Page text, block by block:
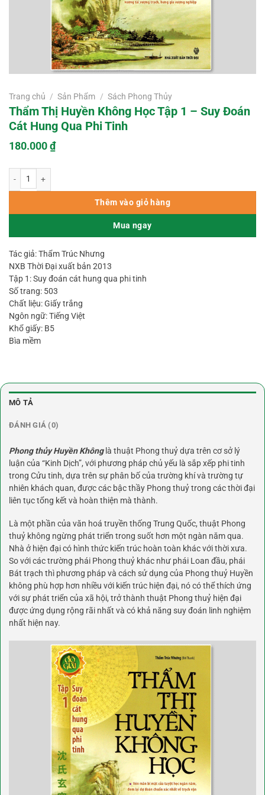
Trang chủ / Sản Phẩm / Sách Phong Thủy
Thẩm Thị Huyền Không Học Tập 1 – Suy Đoán
Cát Hung Qua Phi Tinh
180.000₫
Thêm vào giỏ hàng
Mua ngay
Tác giả: Thẩm Trúc Nhưng
NXB Thời Đại xuất bản 2013
Tập 1: Suy đoán cát hung qua phi tinh
Số trang: 503
Chất liệu: Giấy trắng
Ngôn ngữ: Tiếng Việt
Khổ giấy: B5
Bìa mềm
MÔ TẢ
ĐÁNH GIÁ (0)
Phong thủy Huyền Khônglà thuật Phong thuỷ dựa trên cơ sở lý
luận của “Kinh Dịch”, với phương pháp chủ yếu là sắp xếp phi tinh
trong Cửu tinh, dựa trên sự phân bố của trường khí và trường tự
nhiên khách quan, được các bậc thầy Phong thuỷ trong các thời đại
liên tục tổng kết và hoàn thiện mà thành.
Là một phần của văn hoá truyền thống Trung Quốc, thuật Phong
thuỷ không ngừng phát triển trong suốt hơn một ngàn năm qua.
Nhà ở hiện đại có hình thức kiến trúc hoàn toàn khác với thời xưa.
So với các trường phái Phong thuỷ khác như phái Loan đầu, phái
Bát trạch thì phương pháp và cách sử dụng của Phong thuỷ Huyền
không phù hợp hơn nhiều với kiến trúc hiện đại, nó có thể thích ứng
với sự phát triển của xã hội, trở thành thuật Phong thuỷ hiện đại
được ứng dụng rộng rãi nhất và có khả năng suy đoán linh nghiệm
nhất hiện nay.